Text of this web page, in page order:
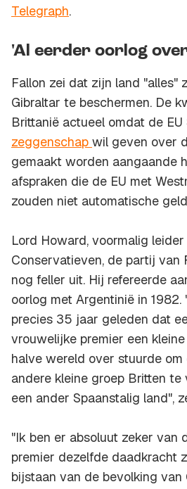
Telegraph.
'Al eerder oorlog
Fallon zei dat zijn land "alles"
Gibraltar te beschermen. De
Brittanië actueel omdat de EU
zeggenschap wil geven over
gemaakt worden aangaande
afspraken die de EU met
zouden niet automatische
Lord Howard, voormalig
Conservatieven, de partij van
nog feller uit. Hij refereerde
oorlog met Argentinië in
precies 35 jaar geleden dat
vrouwelijke premier een
halve wereld over stuurde
andere kleine groep Britten
een ander Spaanstalig land",
"Ik ben er absoluut zeker van
premier dezelfde daadkracht
bijstaan van de bevolking van